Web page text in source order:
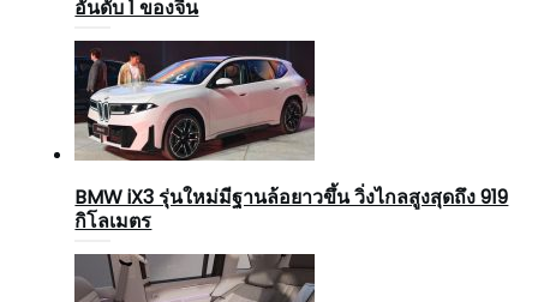
อันดับ 1 ของจีน
BMW iX3 รุ่นใหม่มีฐานล้อยาวขึ้น วิ่งไกลสูงสุดถึง 919
กิโลเมตร